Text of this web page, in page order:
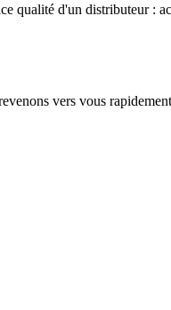
qualité d'un distributeur :
vers vous